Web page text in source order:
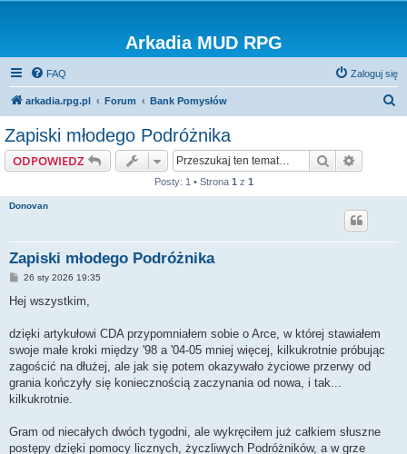
Arkadia MUD RPG
FAQ Zaloguj się
arkadia.rpg.pl Forum Bank Pomysłów
Zapiski młodego Podróżnika
ODPOWIEDZ Szukaj
Posty: 1 • Strona 1 z 1
Donovan
Zapiski młodego Podróżnika
P
s
26 sty 2026 19:35
Hej wszystkim,
dzięki artykułowi CDA przypomniałem sobie o Arce, w której stawiałem
swoje małe kroki między '98 a '04-05 mniej więcej, kilkukrotnie próbując
zagościć na dłużej, ale jak się potem okazywało życiowe przerwy od
grania kończyły się koniecznością zaczynania od nowa, i tak...
kilkukrotnie.
Gram od niecałych dwóch tygodni, ale wykręciłem już całkiem słuszne
postępy dzięki pomocy licznych, życzliwych Podróżników, a w grze